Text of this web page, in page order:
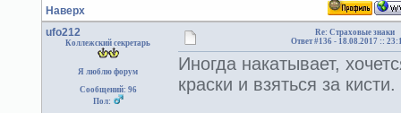
Наверх
ufo212
Коллежский секретарь
Я люблю форум
Сообщений: 96
Пол:
Re: Страховые знаки
Ответ #136 - 18.08.2017 ::
Иногда накатывает,
краски и взяться за кисти.